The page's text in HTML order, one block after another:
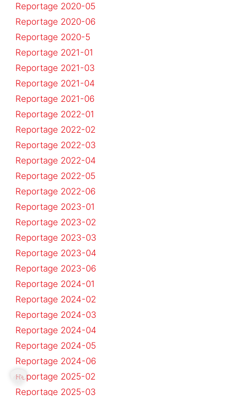
Reportage 2020-05
Reportage 2020-06
Reportage 2020-5
Reportage 2021-01
Reportage 2021-03
Reportage 2021-04
Reportage 2021-06
Reportage 2022-01
Reportage 2022-02
Reportage 2022-03
Reportage 2022-04
Reportage 2022-05
Reportage 2022-06
Reportage 2023-01
Reportage 2023-02
Reportage 2023-03
Reportage 2023-04
Reportage 2023-06
Reportage 2024-01
Reportage 2024-02
Reportage 2024-03
Reportage 2024-04
Reportage 2024-05
Reportage 2024-06
Reportage 2025-02
Reportage 2025-03